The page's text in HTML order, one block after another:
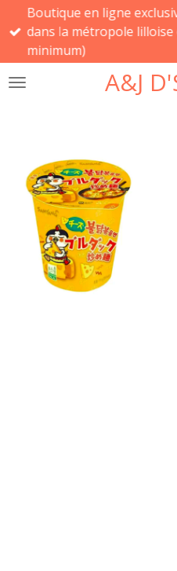
Passer
au
contenu
A&J
Boutique en ligne
dans la métropole lilloise
minimum)